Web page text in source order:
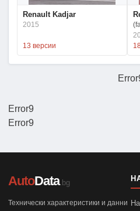
Error9
Renault Kadjar
2015
13 версии
Error9
AutoData.bg
Технически характеристики и данни